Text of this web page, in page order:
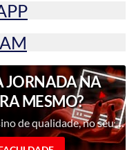
JORNADA NA
MESMO?
Transforme seu futuro com um ensino de qualidade, no seu ritmo, com uma metodologia inovadora e professores renomados.